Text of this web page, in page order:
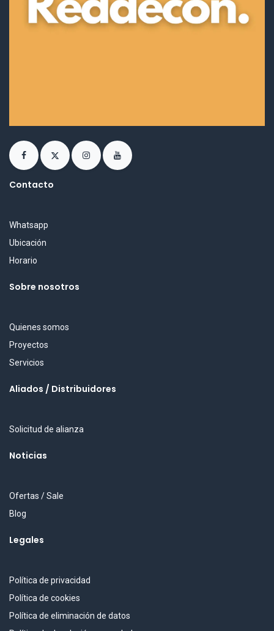
Contacto
Whatsapp
Ubicación
Horario
Sobre nosotros
Quienes somos
Proyectos
Servicios
Aliados / Distribuidores
Solicitud de alianza
Noticias
Ofertas / Sale
Blog
Legales
Política de privacidad
Política de cookies
Política de eliminación de datos